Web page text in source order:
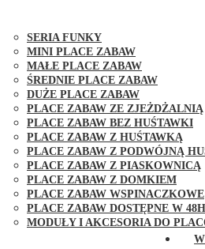
SERIA FUNKY
MINI PLACE ZABAW
MAŁE PLACE ZABAW
ŚREDNIE PLACE ZABAW
DUŻE PLACE ZABAW
PLACE ZABAW ZE ZJEŻDŻALNIĄ
PLACE ZABAW BEZ HUŚTAWKI
PLACE ZABAW Z HUŚTAWKĄ
PLACE ZABAW Z PODWÓJNĄ
PLACE ZABAW Z PIASKOWNICĄ
PLACE ZABAW Z DOMKIEM
PLACE ZABAW WSPINACZKOWE
PLACE ZABAW DOSTĘPNE W 48H
MODUŁY I AKCESORIA DO